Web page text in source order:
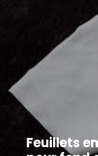
Feuillets